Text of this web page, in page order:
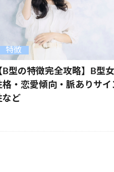
特徴
B型の特徴完全攻略】B型
格・恋愛傾向・脈ありサイ
など